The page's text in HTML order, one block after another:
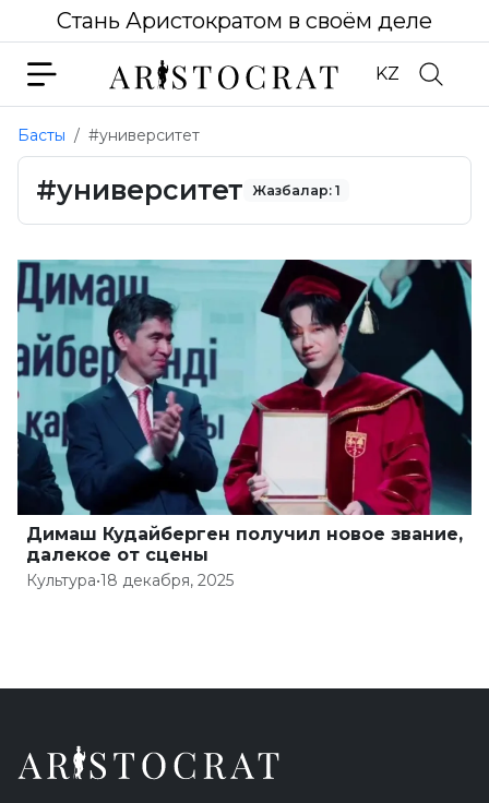
Стань Аристократом в своём деле
KZ
Басты #университет
#университет Жазбалар: 1
Димаш Кудайберген получил новое звание,
далекое от сцены
Культура•18 декабря, 2025